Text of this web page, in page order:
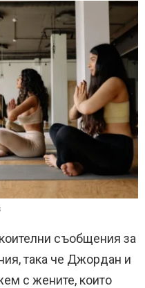
съобщения за
така че Джордан и
с жените, които